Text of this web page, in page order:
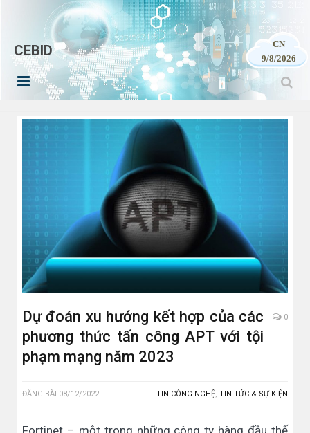
CEBID
CN
9/8/2026
Dự đoán xu hướng kết hợp của các
phương thức tấn công APT với tội
phạm mạng năm 2023
0
ĐĂNG BÀI 08/12/2022 TIN CÔNG NGHỆ, TIN TỨC & SỰ KIỆN